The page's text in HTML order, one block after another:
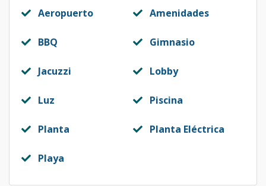
Aeropuerto Amenidades
BBQ Gimnasio
Jacuzzi Lobby
Luz Piscina
Planta Planta Eléctrica
Playa